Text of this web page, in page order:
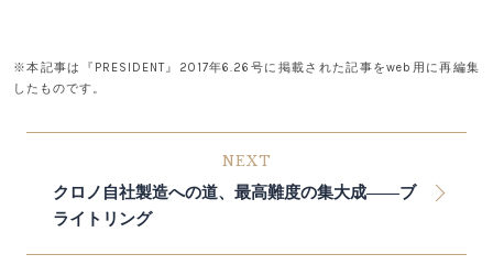
※本記事は『PRESIDENT』2017年6.26号に掲載された記事をweb用に再編集
したものです。
NEXT
クロノ自社製造への道、最高難度の集大成――ブ
ライトリング